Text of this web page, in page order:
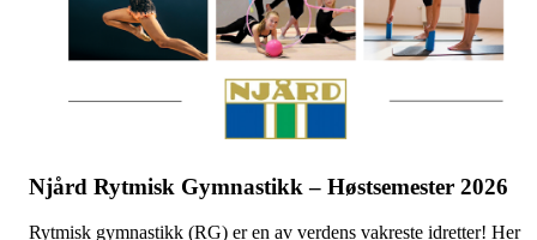
Njård Rytmisk Gymnastikk – Høstsemester 2026
Rytmisk gymnastikk (RG) er en av verdens vakreste idretter! Her